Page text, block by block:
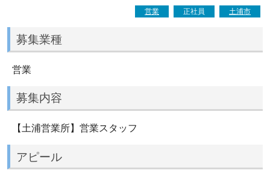
営業 正社員 土浦市
募集業種
営業
募集内容
【土浦営業所】営業スタッフ
アピール